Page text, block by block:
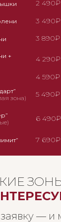
заявку —
зона)
+
2 490₽
3 490₽
5 490₽
4 290₽
3 890₽
6 490₽
4 590₽
7 690₽